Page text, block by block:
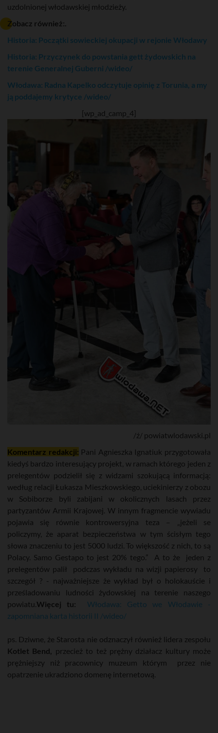
uzdolnionej włodawskiej młodzieży.
Zobacz również:.
Historia: Początki sowieckiej okupacji w rejonie Włodawy
Historia: Przyczynek do powstania gett żydowskich na
terenie Generalnej Guberni /wideo/
Włodawa: Radna Kapelko odczytuje opinię z Torunia, a my
ją poddajemy krytyce /wideo/
[wp_ad_camp_4]
/ź/ powiatwlodawski.pl
Komentarz redakcji: Pani Agnieszka Ignatiuk przygotowała
kiedyś bardzo interesujący projekt, w ramach którego jeden z
prelegentów podzielił się z widzami szokującą informacją:
według relacji Łukasza Mieszkowskiego, uciekinierzy z obozu
w Sobiborze byli zabijani w okolicznych lasach przez
partyzantów Armii Krajowej. W innym fragmencie wywiadu
pojawia się równie kontrowersyjna teza – „jeżeli se
policzymy, że aparat bezpieczeństwa w tym ścisłym tego
słowa znaczeniu to jest 5000 ludzi. To większość z nich, to są
Polacy. Samo Gestapo to jest 20% tego.” A to że jeden z
prelegentów palił podczas wykładu na wizji papierosy to
szczegół ? - najważniejsze że wykład był o holokauście i
prześladowaniu ludności żydowskiej na terenie naszego
powiatu.Więcej tu:
Włodawa: Getto we Włodawie -
zapomniana karta historii II /wideo/
ps. Dziwne, że Starosta nie odznaczył również lidera zespołu
Kotlet Bend, przecież to też prężny działacz kultury może
prężniejszy niż pracownicy muzeum którym przez nie
opatrzenie ukradziono domenę internetową.